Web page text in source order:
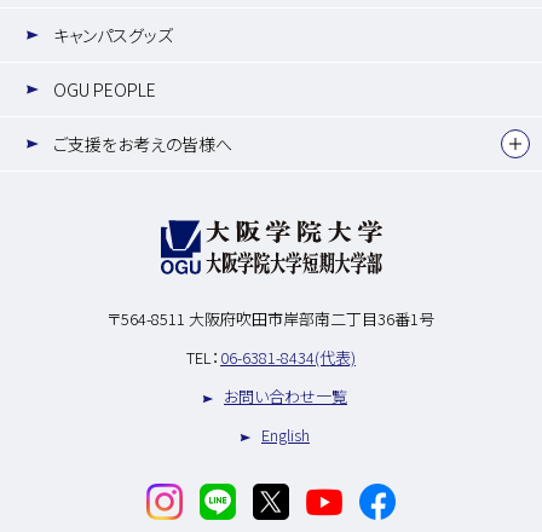
キャンパスグッズ
OGU PEOPLE
ご支援をお考えの皆様へ
〒564-8511 大阪府吹田市岸部南二丁目36番1号
TEL： 06-6381-8434(代表)
お問い合わせ一覧
English